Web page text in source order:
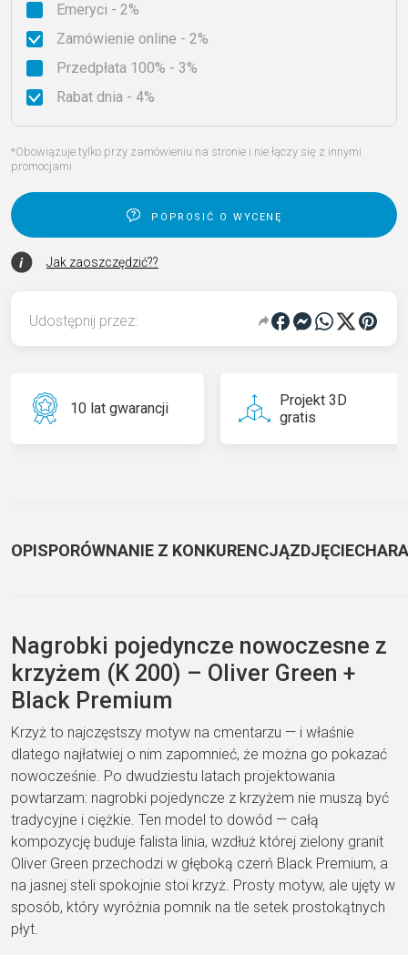
Emeryci - 2%
Zamówienie online - 2%
Przedpłata 100% - 3%
Rabat dnia - 4%
*Obowiązuje tylko przy zamówieniu na stronie i nie łączy się z innymi
promocjami
poprosić o wycenę
Jak zaoszczędzić??
Udostępnij przez:
10 lat gwarancji
Projekt 3D
gratis
OPISPORÓWNANIE Z KONKURENCJĄZDJĘCIE
Nagrobki pojedyncze nowoczesne z
krzyżem (K 200) – Oliver Green +
Black Premium
Krzyż to najczęstszy motyw na cmentarzu — i właśnie
dlatego najłatwiej o nim zapomnieć, że można go pokazać
nowocześnie. Po dwudziestu latach projektowania
powtarzam: nagrobki pojedyncze z krzyżem nie muszą być
tradycyjne i ciężkie. Ten model to dowód — całą
kompozycję buduje falista linia, wzdłuż której zielony granit
Oliver Green przechodzi w głęboką czerń Black Premium, a
na jasnej steli spokojnie stoi krzyż. Prosty motyw, ale ujęty w
sposób, który wyróżnia pomnik na tle setek prostokątnych
płyt.